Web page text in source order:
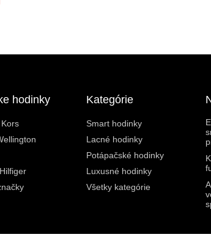
hodinky Kategórie
Smart hodinky
Lacné hodinky
Potápačské hodinky
Luxusné hodinky
Všetky kategórie